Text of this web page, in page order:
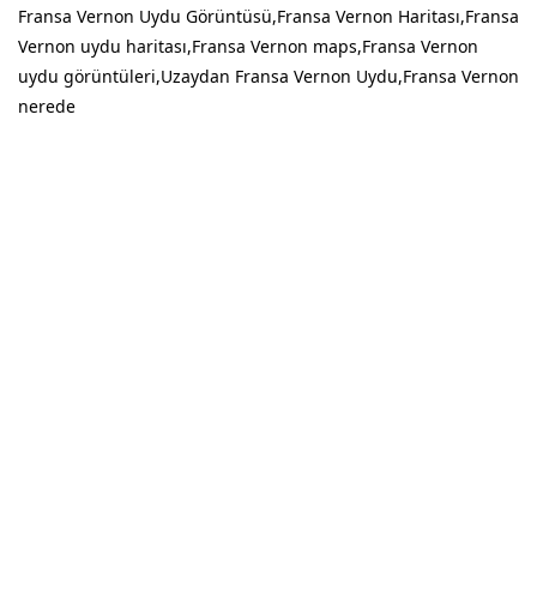
Fransa Vernon Uydu Görüntüsü,Fransa Vernon Haritası,Fransa
Vernon uydu haritası,Fransa Vernon maps,Fransa Vernon
uydu görüntüleri,Uzaydan Fransa Vernon Uydu,Fransa Vernon
nerede